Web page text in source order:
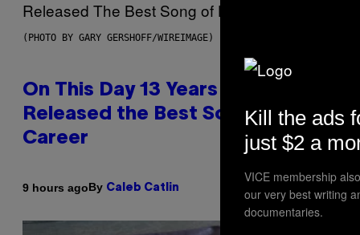
(PHOTO BY GARY GERSHOFF/WIREIMAGE)
On This Day 13 Years Ago, Drake
Released the Best Song of His
Career
9 hours agoBy Caleb Catlin
Kill the ads
just $2 a
VICE membership
our very best writing
documentaries.